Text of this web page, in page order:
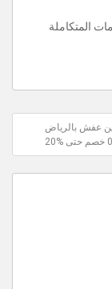
المتكاملة
عفش بالرياض